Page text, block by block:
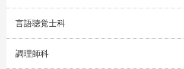
言語聴覚士科
調理師科